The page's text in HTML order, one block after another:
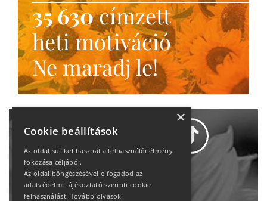
35 630címzett
heti motiváció
Ne maradj le!
Adatvédelem
×
Cookie beállítások
Az oldal sütiket használ a felhasználói élmény
fokozása céljából.
Az oldal böngészésével elfogadod az
adatvédelmi tájékoztató szerinti cookie
felhasználást. Tovább olvasok